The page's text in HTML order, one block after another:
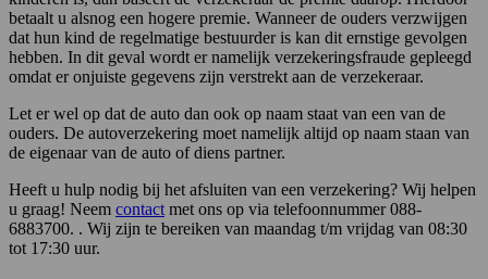
betaalt u alsnog een hogere premie. Wanneer de ouders verzwijgen
dat hun kind de regelmatige bestuurder is kan dit ernstige gevolgen
hebben. In dit geval wordt er namelijk verzekeringsfraude gepleegd
omdat er onjuiste gegevens zijn verstrekt aan de verzekeraar.
Let er wel op dat de auto dan ook op naam staat van een van de
ouders. De autoverzekering moet namelijk altijd op naam staan van
de eigenaar van de auto of diens partner.
Heeft u hulp nodig bij het afsluiten van een verzekering? Wij helpen
u graag! Neem contact met ons op via telefoonnummer 088-
6883700. . Wij zijn te bereiken van maandag t/m vrijdag van 08:30
tot 17:30 uur.